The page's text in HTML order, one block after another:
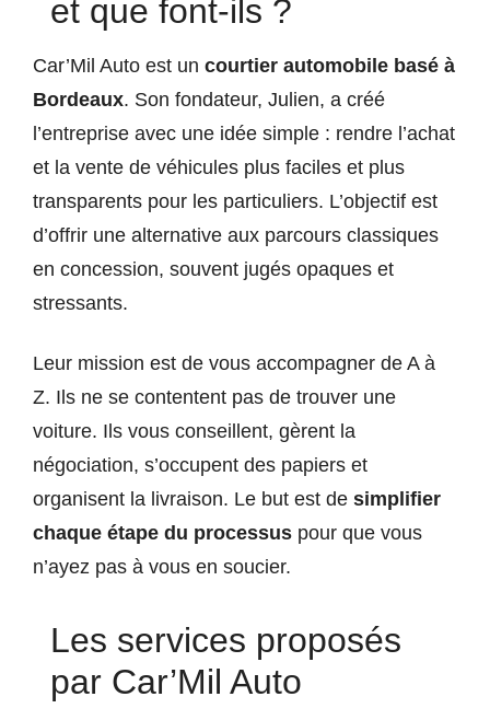
et que font-ils ?
Car’Mil Auto est un courtier automobile basé à
Bordeaux. Son fondateur, Julien, a créé
l’entreprise avec une idée simple : rendre l’achat
et la vente de véhicules plus faciles et plus
transparents pour les particuliers. L’objectif est
d’offrir une alternative aux parcours classiques
en concession, souvent jugés opaques et
stressants.
Leur mission est de vous accompagner de A à
Z. Ils ne se contentent pas de trouver une
voiture. Ils vous conseillent, gèrent la
négociation, s’occupent des papiers et
organisent la livraison. Le but est de simplifier
chaque étape du processus pour que vous
n’ayez pas à vous en soucier.
Les services proposés
par Car’Mil Auto